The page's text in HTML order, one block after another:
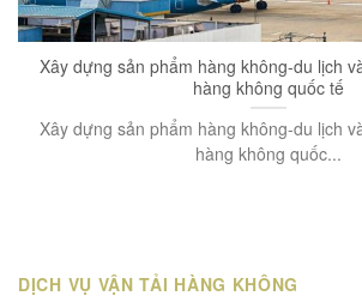
Xây dựng sản phẩm hàng không-du lịch
hàng không quốc tế
Xây dựng sản phẩm hàng không-du lịch
hàng không quốc...
DỊCH VỤ VẬN TẢI HÀNG KHÔNG